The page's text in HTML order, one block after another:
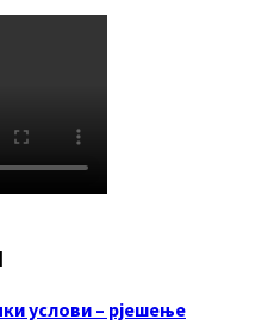
услови – рјешење